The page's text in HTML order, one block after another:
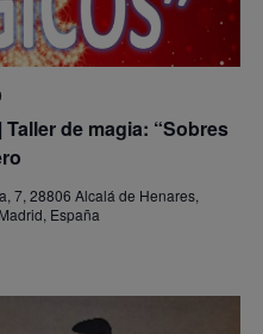
de magia: “Sobres
7, 28806 Alcalá de Henares,
España